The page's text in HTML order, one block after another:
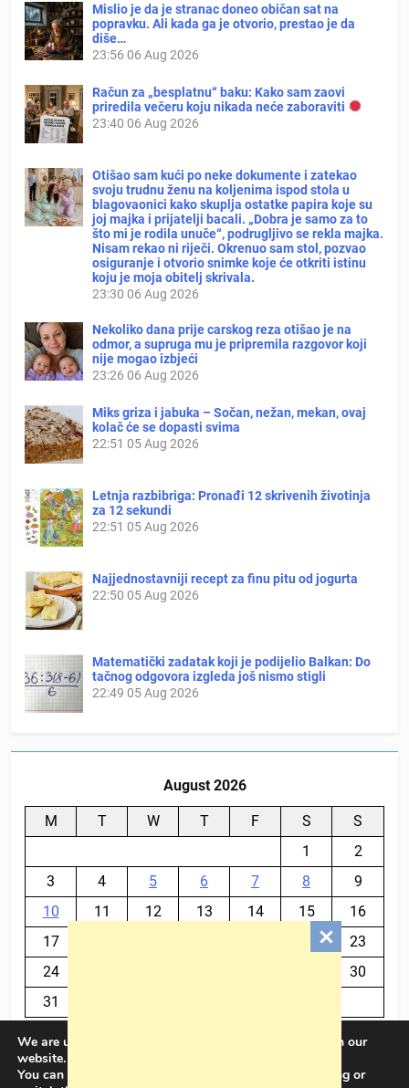
Mislio je da je stranac doneo običan sat na
popravku. Ali kada ga je otvorio, prestao je da
diše…
23:56 06 Aug 2026
Račun za „besplatnu“ baku: Kako sam zaovi
priredila večeru koju nikada neće zaboraviti
23:40 06 Aug 2026
Otišao sam kući po neke dokumente i zatekao
svoju trudnu ženu na koljenima ispod stola u
blagovaonici kako skuplja ostatke papira koje su
joj majka i prijatelji bacali. „Dobra je samo za to
što mi je rodila unuče“, podrugljivo se rekla majka.
Nisam rekao ni riječi. Okrenuo sam stol, pozvao
osiguranje i otvorio snimke koje će otkriti istinu
koju je moja obitelj skrivala.
23:30 06 Aug 2026
Nekoliko dana prije carskog reza otišao je na
odmor, a supruga mu je pripremila razgovor koji
nije mogao izbjeći
23:26 06 Aug 2026
Miks griza i jabuka – Sočan, nežan, mekan, ovaj
kolač će se dopasti svima
22:51 05 Aug 2026
Letnja razbibriga: Pronađi 12 skrivenih životinja
za 12 sekundi
22:51 05 Aug 2026
Najjednostavniji recept za finu pitu od jogurta
22:50 05 Aug 2026
Matematički zadatak koji je podijelio Balkan: Do
tačnog odgovora izgleda još nismo stigli
22:49 05 Aug 2026
August 2026
M T W T F S
S
1
2
3
4 5 6 7 8
9
10
11 12 13 14 15
16
17
23
24
30
31
We are using cookies to give you the best experience on our
website.
You can find out more about which cookies we are using or